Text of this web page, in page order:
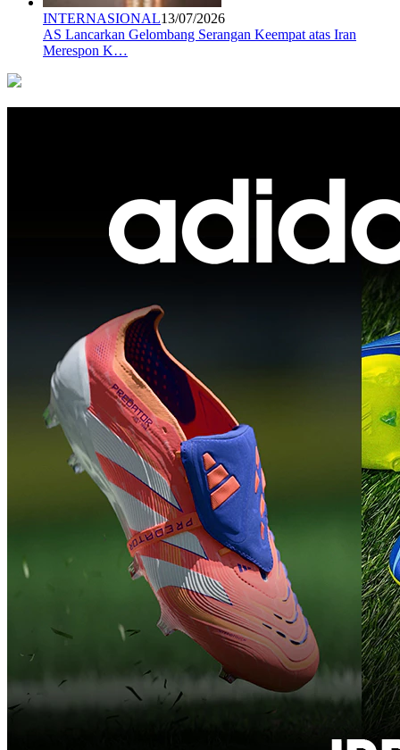
INTERNASIONAL13/07/2026
AS Lancarkan Gelombang Serangan Keempat atas Iran
Merespon K…